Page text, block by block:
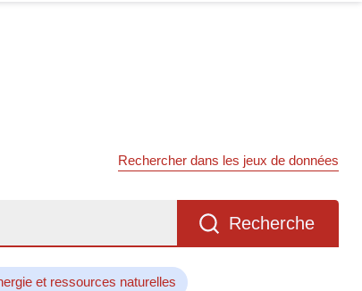
Rechercher dans les jeux de données
Recherche
et ressources naturelles